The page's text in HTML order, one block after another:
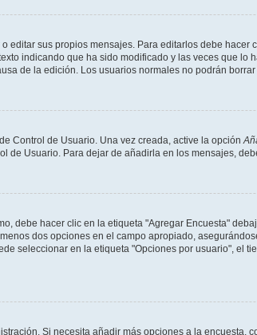
editar sus propios mensajes. Para editarlos debe hacer
indicando que ha sido modificado y las veces que
de la edición. Los usuarios normales no podrán
Control de Usuario. Una vez creada, active la opción
de Usuario. Para dejar de añadirla en los mensajes,
debe hacer clic en la etiqueta "Agregar Encuesta"
dos opciones en el campo apropiado,
seleccionar en la etiqueta "Opciones por usuario", el
Si necesita añadir más opciones a la encuesta,